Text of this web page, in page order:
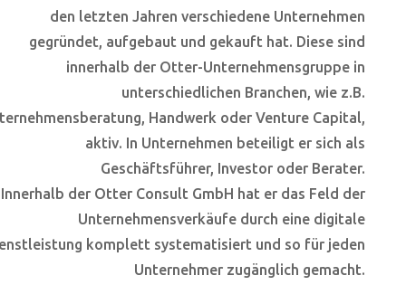
den letzten Jahren verschiedene Unternehmen
gegründet, aufgebaut und gekauft hat. Diese sind
innerhalb der Otter-Unternehmensgruppe in
unterschiedlichen Branchen, wie z.B.
Handwerk oder Venture Capital,
aktiv. In Unternehmen beteiligt er sich als
Geschäftsführer, Investor oder Berater.
Innerhalb der Otter Consult GmbH hat er das Feld der
Unternehmensverkäufe durch eine digitale
komplett systematisiert und so für jeden
Unternehmer zugänglich gemacht.